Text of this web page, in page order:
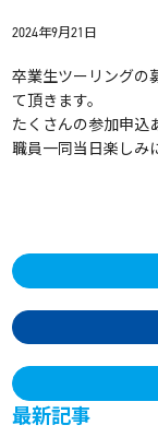
2024年9月21日
卒業生ツーリングの
て頂きます。
たくさんの参加申込
職員一同当日楽しみ
最新記事